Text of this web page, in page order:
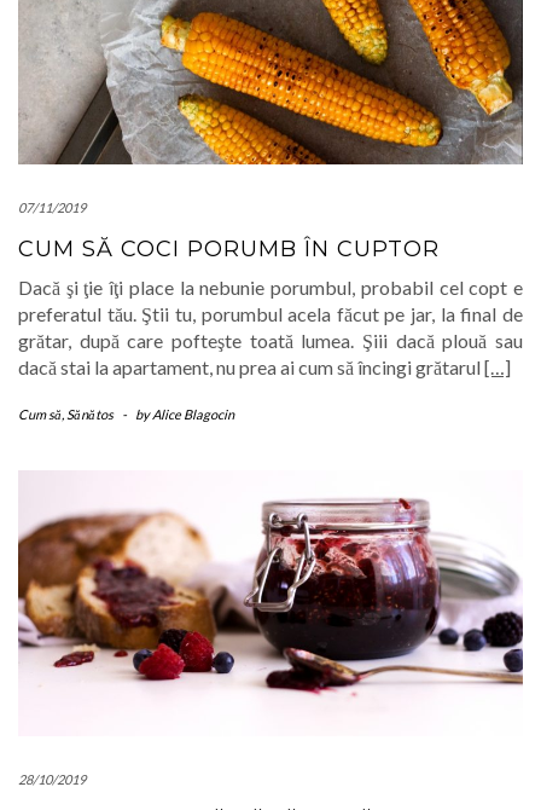
07/11/2019
CUM SĂ COCI PORUMB ÎN CUPTOR
Dacă şi ţie îţi place la nebunie porumbul, probabil cel copt e
preferatul tău. Ştii tu, porumbul acela făcut pe jar, la final de
grătar, după care pofteşte toată lumea. Şiii dacă plouă sau
dacă stai la apartament, nu prea ai cum să încingi grătarul[…]
Cum să,Sănătos - byAlice Blagocin
28/10/2019